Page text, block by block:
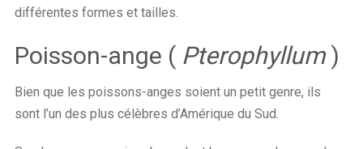
différentes formes et tailles.
Poisson-ange ( Pterophyllum)
Bien que les poissons-anges soient un petit genre, ils
sont l’un des plus célèbres d’Amérique du Sud.